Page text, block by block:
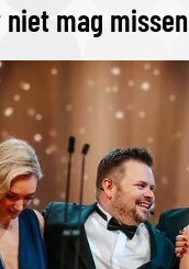
mag missen